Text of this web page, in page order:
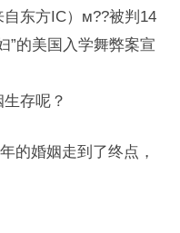
东方IC）м??被判14
”的美国入学舞弊案宣
存呢？
的婚姻走到了终点，